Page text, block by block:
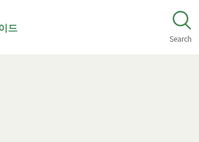
드
Search